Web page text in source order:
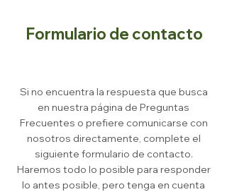
Formulario de contacto
Si no encuentra la respuesta que busca
en nuestra página de Preguntas
Frecuentes o prefiere comunicarse con
nosotros directamente, complete el
siguiente formulario de contacto.
Haremos todo lo posible para responder
lo antes posible, pero tenga en cuenta